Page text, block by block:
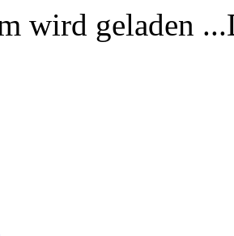
wird geladen ...